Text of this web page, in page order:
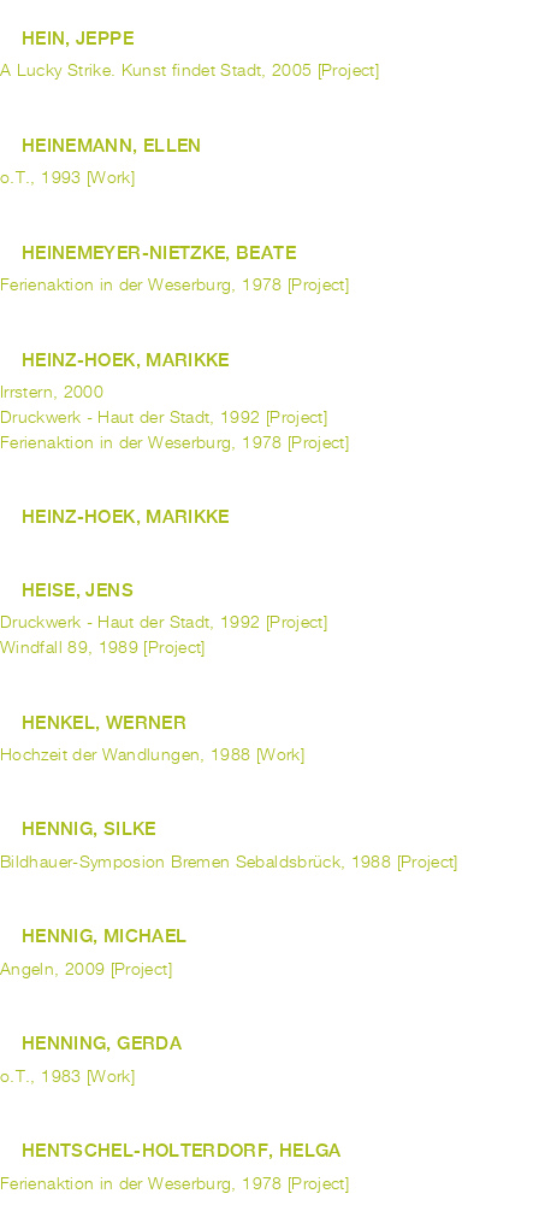
HEIN, JEPPE
A Lucky Strike. Kunst findet Stadt, 2005 [Project]
HEINEMANN, ELLEN
o.T., 1993 [Work]
HEINEMEYER-NIETZKE, BEATE
Ferienaktion in der Weserburg, 1978 [Project]
HEINZ-HOEK, MARIKKE
Irrstern, 2000
Druckwerk - Haut der Stadt, 1992 [Project]
Ferienaktion in der Weserburg, 1978 [Project]
HEINZ-HOEK, MARIKKE
HEISE, JENS
Druckwerk - Haut der Stadt, 1992 [Project]
Windfall 89, 1989 [Project]
HENKEL, WERNER
Hochzeit der Wandlungen, 1988 [Work]
HENNIG, SILKE
Bildhauer-Symposion Bremen Sebaldsbrück, 1988 [Project]
HENNIG, MICHAEL
Angeln, 2009 [Project]
HENNING, GERDA
o.T., 1983 [Work]
HENTSCHEL-HOLTERDORF, HELGA
Ferienaktion in der Weserburg, 1978 [Project]